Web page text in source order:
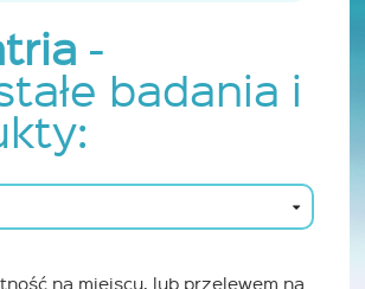
-
badania i
na miejscu, lub przelewem na